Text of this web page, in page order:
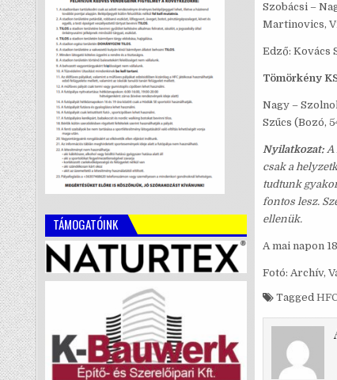
Szobácsi –
Martinovics,
Edző: Kovács
Tömörkény
Nagy –
Szűcs (Bozó,
Nyilatkozat: A
csak a
tudtunk
fontos lesz.
ellenük.
A mai napon
Fotó: Archív,
Tagged
TÁMOGATÓINK